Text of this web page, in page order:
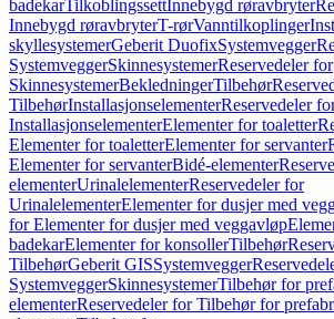
badekarTilkoblingssettInnebygd røravbryter
Innebygd røravbryterT-rørVanntilkoplinger
skyllesystemerGeberit DuofixSystemvegger
SystemveggerSkinnesystemerReservedeler for
SkinnesystemerBekledningerTilbehør
TilbehørInstallasjonselementerReservedeler
InstallasjonselementerElementer for toaletter
Elementer for toaletterElementer for servanter
Elementer for servanterBidé-elementer
elementerUrinalelementerReservedeler for
UrinalelementerElementer for dusjer med
for Elementer for dusjer med veggavløp
badekarElementer for konsollerTilbehør
TilbehørGeberit GISSystemvegger
SystemveggerSkinnesystemerTilbehør for
elementerReservedeler for Tilbehør for